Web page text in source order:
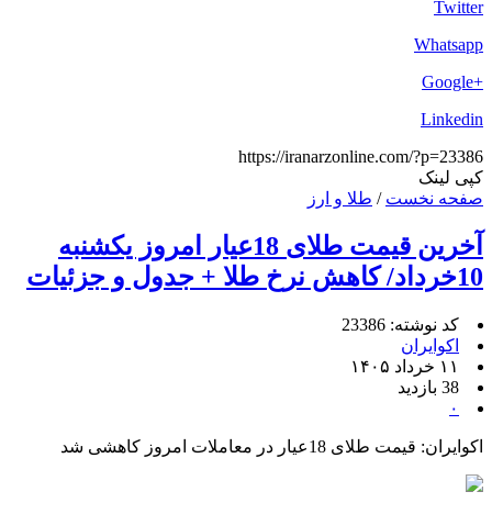
Twitter
Whatsapp
+Google
Linkedin
https://iranarzonline.com/?p=23386
کپی لینک
صفحه نخست / طلا و ارز
آخرین قیمت طلای 18عیار امروز یکشنبه
10خرداد/ کاهش نرخ طلا + جدول و جزئیات
کد نوشته: 23386
اکوایران
۱۱ خرداد ۱۴۰۵
38 بازدید
۰
اکوایران: قیمت طلای 18عیار در معاملات امروز کاهشی شد